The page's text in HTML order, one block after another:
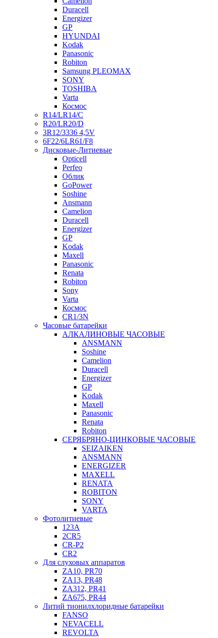
Duracell
Energizer
GP
HYUNDAI
Kodak
Panasonic
Robiton
Samsung PLEOMAX
SONY
TOSHIBA
Varta
Космос
R14/LR14/C
R20/LR20/D
3R12/3336 4,5V
6F22/6LR61/F8
Дисковые-Литиевые
Opticell
Perfeo
Облик
GoPower
Soshine
Ansmann
Camelion
Duracell
Energizer
GP
Kodak
Maxell
Panasonic
Renata
Robiton
Sony
Varta
Космос
CR1/3N
Часовые батарейки
АЛКАЛИНОВЫЕ ЧАСОВЫЕ
ANSMANN
Soshine
Camelion
Duracell
Energizer
GP
Kodak
Maxell
Panasonic
Renata
Robiton
СЕРЯБРЯНО-ЦИНКОВЫЕ ЧАСОВЫЕ
SEIZAIKEN
ANSMANN
ENERGIZER
MAXELL
RENATA
ROBITON
SONY
VARTA
Фотолитиевые
123A
2CR5
CR-P2
CR2
Для слуховых аппаратов
ZA10, PR70
ZA13, PR48
ZA312, PR41
ZA675, PR44
Литий тионилхлоридные батарейки
FANSO
NEVACELL
REVOLTA